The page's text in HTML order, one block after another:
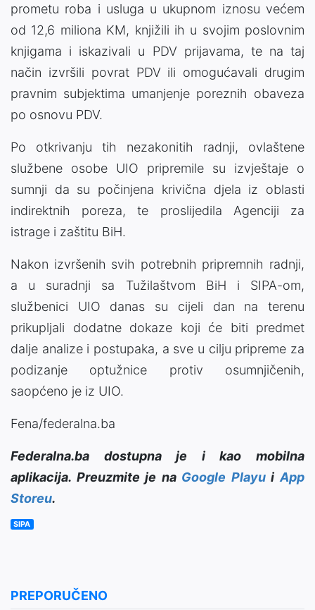
prometu roba i usluga u ukupnom iznosu većem
od 12,6 miliona KM, knjižili ih u svojim poslovnim
knjigama i iskazivali u PDV prijavama, te na taj
način izvršili povrat PDV ili omogućavali drugim
pravnim subjektima umanjenje poreznih obaveza
po osnovu PDV.
Po otkrivanju tih nezakonitih radnji, ovlaštene
službene osobe UIO pripremile su izvještaje o
sumnji da su počinjena krivična djela iz oblasti
indirektnih poreza, te proslijedila Agenciji za
istrage i zaštitu BiH.
Nakon izvršenih svih potrebnih pripremnih radnji,
a u suradnji sa Tužilaštvom BiH i SIPA-om,
službenici UIO danas su cijeli dan na terenu
prikupljali dodatne dokaze koji će biti predmet
dalje analize i postupaka, a sve u cilju pripreme za
podizanje optužnice protiv osumnjičenih,
saopćeno je iz UIO.
Fena/federalna.ba
Federalna.ba dostupna je i kao mobilna
aplikacija. Preuzmite je na Google PlayuiApp
Storeu.
SIPA
PREPORUČENO